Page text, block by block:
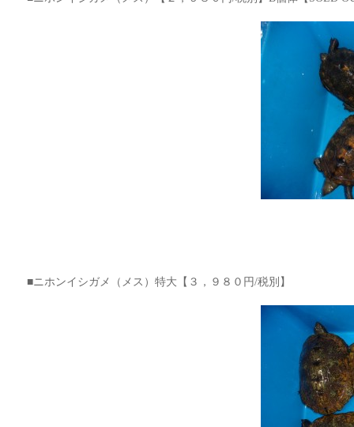
■ニホンイシガメ（メス）特大【３，９８０円/税別】